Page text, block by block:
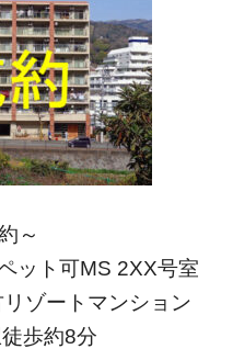
～
ット可MS 2XX号室
ゾートマンション
徒歩約8分